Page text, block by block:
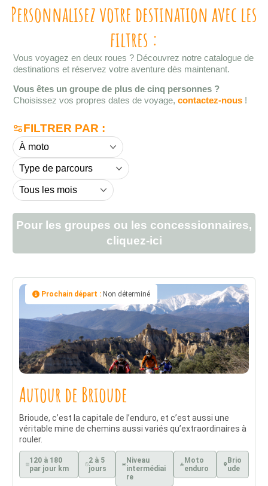
Personnalisez votre destination avec les
filtres :
Vous voyagez en deux roues ? Découvrez notre catalogue de
destinations et réservez votre aventure dès maintenant.
Vous êtes un groupe de plus de cinq personnes ?
Choisissez vos propres dates de voyage, contactez-nous !
FILTRER PAR :
Pour les groupes ou les concessionnaires,
cliquez-ici
Prochain départ : Non déterminé
Autour de Brioude
Brioude, c’est la capitale de l’enduro, et c’est aussi une
véritable mine de chemins aussi variés qu’extraordinaires à
rouler.
120 à 180
par jour km
2 à 5
jours
Niveau
intermédiai
re
Moto
enduro
Brio
ude